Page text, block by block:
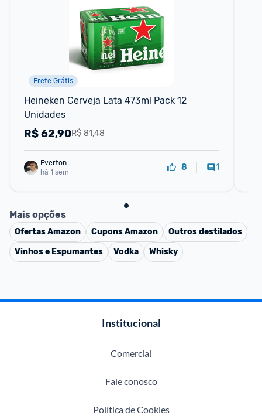
Frete Grátis
Heineken Cerveja Lata 473ml Pack 12
Unidades
R$ 81,48
R$62,90
Everton
há 1 sem
8 1
Mais opções
OfertasAmazon CuponsAmazon
Outros destilados
Vinhos e Espumantes
Vodka Whisky
Institucional
Comercial
Fale conosco
Política de Cookies